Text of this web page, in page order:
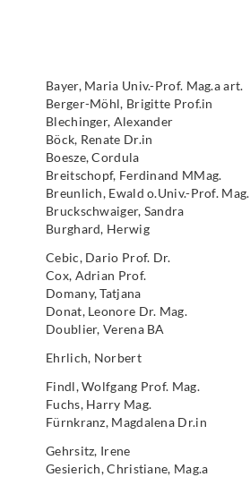
Bayer, Maria Univ.-Prof. Mag.a art.
Berger-Möhl, Brigitte Prof.in
Blechinger, Alexander
Böck, Renate Dr.in
Boesze, Cordula
Breitschopf, Ferdinand MMag.
Breunlich, Ewald o.Univ.-Prof. Mag.
Bruckschwaiger, Sandra
Burghard, Herwig
Cebic, Dario Prof. Dr.
Cox, Adrian Prof.
Domany, Tatjana
Donat, Leonore Dr. Mag.
Doublier, Verena BA
Ehrlich, Norbert
Findl, Wolfgang Prof. Mag.
Fuchs, Harry Mag.
Fürnkranz, Magdalena Dr.in
Gehrsitz, Irene
Gesierich, Christiane, Mag.a